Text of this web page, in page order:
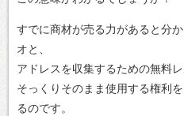
すでに商材が売る力があると分
オと、
アドレスを収集するための無料レ
そっくりそのまま使用する権利
るのです。